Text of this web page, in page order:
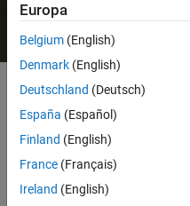
Robotik-Wissenschaftler und
MATLAB®und Simulink
, um
und zu verifizieren — von der
Bewegung.
Europa
Belgium (English)
Denmark (English)
Deutschland (Deutsch)
España (Español)
Finland (English)
France (Français)
Ireland (English)